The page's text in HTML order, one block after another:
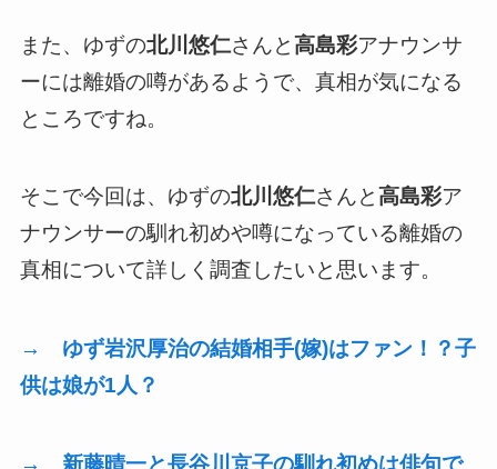
また、ゆずの北川悠仁さんと高島彩アナウンサ
ーには離婚の噂があるようで、真相が気になる
ところですね。
そこで今回は、ゆずの北川悠仁さんと高島彩ア
ナウンサーの馴れ初めや噂になっている離婚の
真相について詳しく調査したいと思います。
→ ゆず岩沢厚治の結婚相手(嫁)はファン！？子
供は娘が1人？
→ 新藤晴一と長谷川京子の馴れ初めは俳句で